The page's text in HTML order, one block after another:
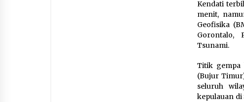
Kendati
menit,
Geofisika
Gorontalo,
Tsunami.
Titik gempa
(Bujur
seluruh
kepulauan di